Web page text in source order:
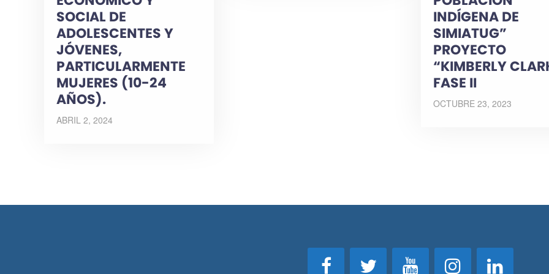
SOCIAL DE
ADOLESCENTES Y
JÓVENES,
PARTICULARMENTE
MUJERES (10-24
AÑOS).
ABRIL 2, 2024
INDÍGENA DE
SIMIATUG”
PROYECTO
“KIMBERLY
FASE II
OCTUBRE 23, 2023